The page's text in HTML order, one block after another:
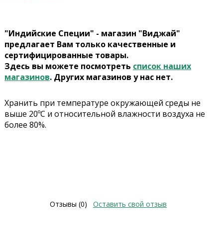
"Индийские Специи" - магазин "Виджай"
предлагает Вам только качественные и
сертифицированные товары.
Здесь вы можете посмотреть список наших
магазинов. Других магазинов у нас нет.
Хранить при температуре окружающей среды не
выше 20ºС и относительной влажности воздуха не
более 80%.
Отзывы (0) Оставить свой отзыв